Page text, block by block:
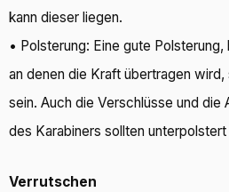
kann dieser liegen.
• Polsterung: Eine gute
an denen die Kraft übertragen
sein. Auch die Verschlüsse und die
des Karabiners sollten unterpolstert
Verrutschen